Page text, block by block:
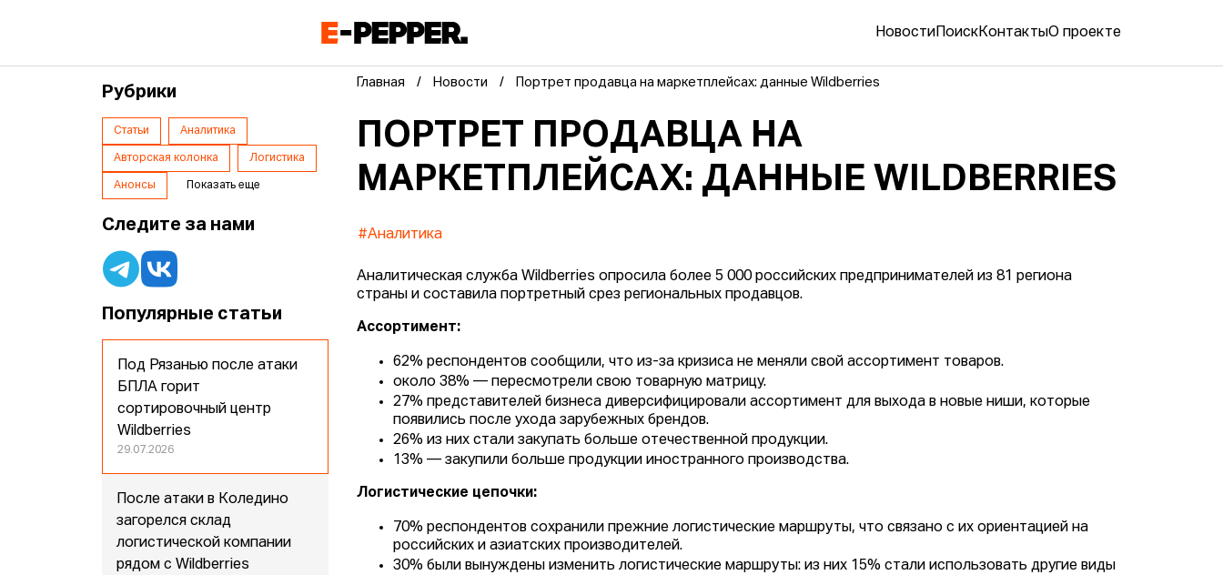
Новости ПоискКонтактыО проекте
Главная Новости Портрет продавца на маркетплейсах: данные Wildberries
ПОРТРЕТ ПРОДАВЦА НА
МАРКЕТПЛЕЙСАХ: ДАННЫЕ WILDBERRIES
#Аналитика
Аналитическая служба Wildberries опросила более 5 000 российских предпринимателей из 81 региона
страны и составила портретный срез региональных продавцов.
Ассортимент:
62% респондентов сообщили, что из-за кризиса не меняли свой ассортимент товаров.
около 38% — пересмотрели свою товарную матрицу.
27% представителей бизнеса диверсифицировали ассортимент для выхода в новые ниши, которые
появились после ухода зарубежных брендов.
26% из них стали закупать больше отечественной продукции.
13% — закупили больше продукции иностранного производства.
Логистические цепочки:
70% респондентов сохранили прежние логистические маршруты, что связано с их ориентацией на
российских и азиатских производителей.
30% были вынуждены изменить логистические маршруты: из них 15% стали использовать другие виды
Рубрики
Статьи Аналитика
Авторская колонка Логистика
Анонсы Показать еще
Следите за нами
Популярные статьи
Под Рязанью после атаки
БПЛА горит
сортировочный центр
Wildberries
29.07.2026
После атаки в Коледино
загорелся склад
логистической компании
рядом с Wildberries